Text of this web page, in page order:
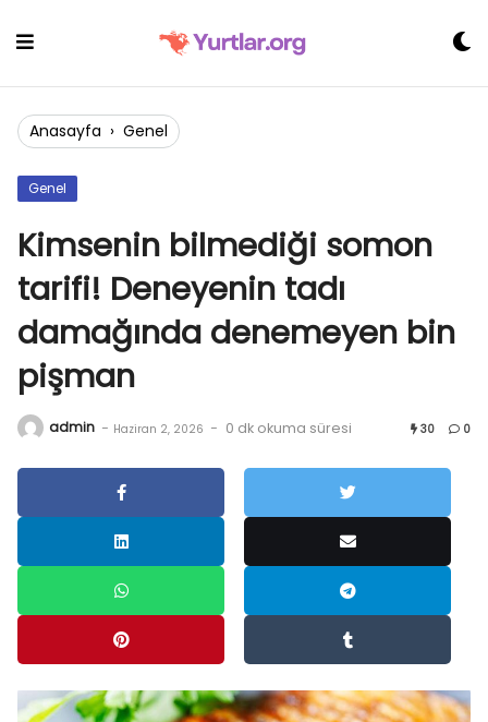
Anasayfa › Genel
Genel
Kimsenin bilmediği somon
tarifi! Deneyenin tadı
damağında denemeyen bin
pişman
admin - Haziran 2, 2026 - 0 dk okuma süresi 30 0